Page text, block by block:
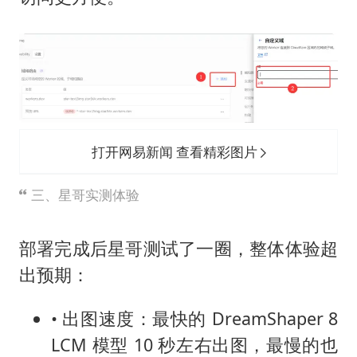
打开网易新闻 查看精彩图片
三、星哥实测体验
部署完成后星哥测试了一圈，整体体验超
出预期：
• 出图速度：最快的 DreamShaper 8
LCM 模型 10 秒左右出图，最慢的也